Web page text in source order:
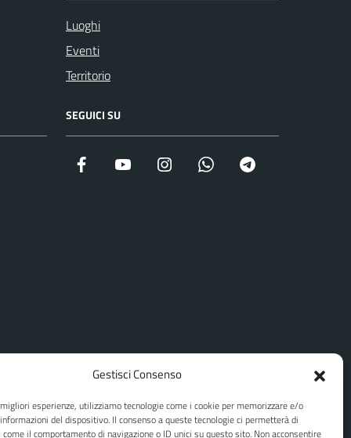
Gestisci Consenso
esperienze, utilizziamo tecnologie come i cookie per memorizzare e/o
del dispositivo. Il consenso a queste tecnologie ci permetterà di
il comportamento di navigazione o ID unici su questo sito. Non acconsentire
Luoghi
Eventi
Territorio
SEGUICI SU
Facebook YouTube Instagram WhatsApp